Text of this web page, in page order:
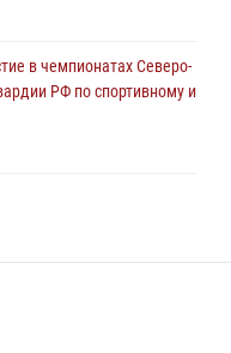
в чемпионатах Северо-
РФ по спортивному и
задержали хулигана,